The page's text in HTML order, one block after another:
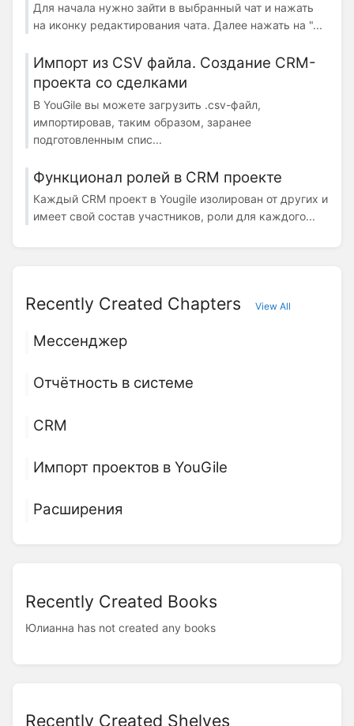
Для начала нужно зайти в выбранный чат и нажать
на иконку редактирования чата. Далее нажать на "...
Импорт из CSV файла. Создание CRM-
проекта со сделками
В YouGile вы можете загрузить .csv-файл,
импортировав, таким образом, заранее
подготовленным спис...
Функционал ролей в CRM проекте
Каждый CRM проект в Yougile изолирован от других и
имеет свой состав участников, роли для каждого...
Recently Created Chapters View All
Мессенджер
Отчётность в системе
CRM
Импорт проектов в YouGile
Расширения
Recently Created Books
Юлианна has not created any books
Recently Created Shelves